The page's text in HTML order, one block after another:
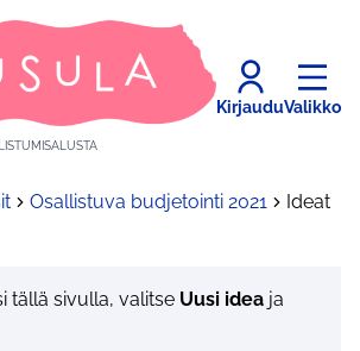
KirjauduValikko
Osallistuva budjetointi 2021 Ideat
tällä sivulla, valitse Uusi idea ja